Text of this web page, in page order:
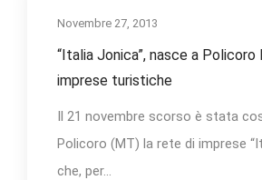
Novembre 27, 2013
“Italia Jonica”, nasce a Policoro
imprese turistiche
Il 21 novembre scorso è stata
Policoro (MT) la rete di imprese
che, per...